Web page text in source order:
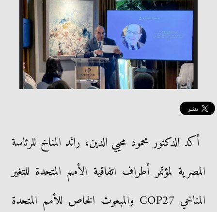
أكد الدكتور محمود محيي الدين، رائد المناخ للرئاسة
المصرية لمؤتمر أطراف اتفاقية الأمم المتحدة للتغير
المناخي COP27 والمبعوث الخاص للأمم المتحدة